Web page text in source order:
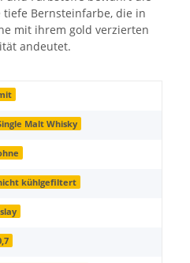
Bernsteinfarbe, die in
mit ihrem gold verzierten
andeutet.
Malt Whisky
kühlgefiltert